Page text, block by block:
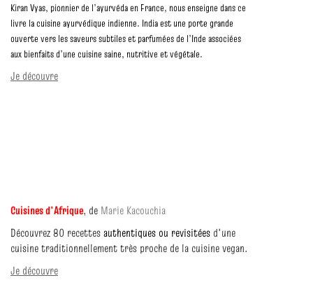
Kiran Vyas, pionnier de l’ayurvéda en France, nous enseigne dans ce
livre la cuisine ayurvédique indienne. India est une porte grande
ouverte vers les saveurs subtiles et parfumées de l’Inde associées
aux bienfaits d’une cuisine saine, nutritive et végétale.
Je découvre
Cuisines d'Afrique, de Marie Kacouchia
Découvrez 80 recettesauthentiques ou revisitées d'une
cuisine traditionnellement très proche de la cuisine vegan.
Je découvre